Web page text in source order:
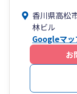
トの導入、入
スタッフがお
すく丁寧に指
各種連絡ツー
す。
税務相談から
継・M&A支援
香川県高松
林ビル
Googleマッ
お